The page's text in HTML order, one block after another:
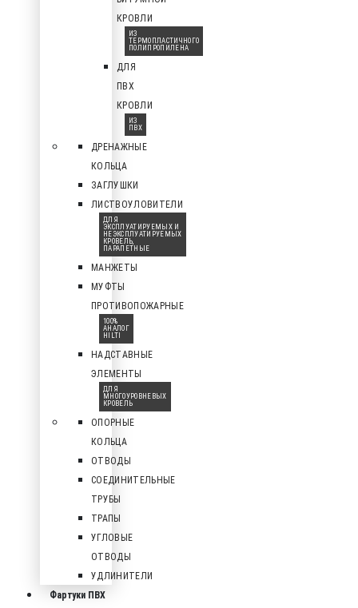
КРОВЛИ
ИЗ
ТЕРМОПЛАСТИЧНОГО
ПОЛИПРОПИЛЕНА
ДЛЯ
ПВХ
КРОВЛИ
ИЗ
ПВХ
ДРЕНАЖНЫЕ
КОЛЬЦА
ЗАГЛУШКИ
ЛИСТВОУЛОВИТЕЛИ
ДЛЯ
ЭКСПЛУАТИРУЕМЫХ И
НЕЭКСПЛУАТИРУЕМЫХ
КРОВЕЛЬ,
ПАРАПЕТНЫЕ
МАНЖЕТЫ
МУФТЫ
ПРОТИВОПОЖАРНЫЕ
100%
АНАЛОГ
HILTI
НАДСТАВНЫЕ
ЭЛЕМЕНТЫ
ДЛЯ
МНОГОУРОВНЕВЫХ
КРОВЕЛЬ
ОПОРНЫЕ
КОЛЬЦА
ОТВОДЫ
СОЕДИНИТЕЛЬНЫЕ
ТРУБЫ
ТРАПЫ
УГЛОВЫЕ
ОТВОДЫ
УДЛИНИТЕЛИ
Фартуки ПВХ